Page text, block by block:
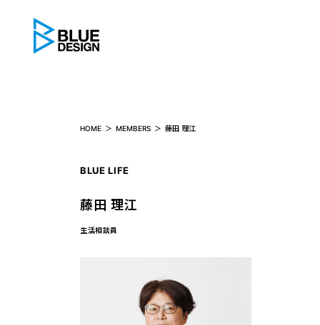
HOME MEMBERS 藤田 理江
藤田 理江
BLUE LIFE
生活相談員